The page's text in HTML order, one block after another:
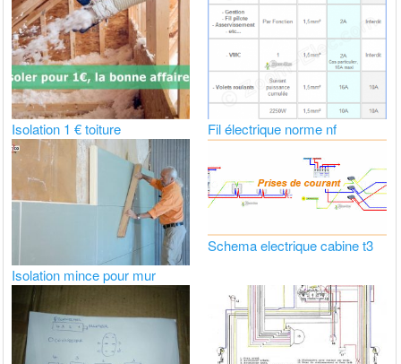
Isolation 1 € toiture Fil électrique norme nf
Isolation mince pour mur
Schema electrique cabine t3